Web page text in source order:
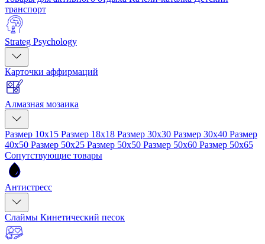
транспорт
Strateg Psychology
Карточки аффирмаций
Алмазная мозаика
Размер 10x15 Размер 18x18 Размер 30x30 Размер 30x40 Размер
40x50 Размер 50x25 Размер 50x50 Размер 50x60 Размер 50x65
Сопутствующие товары
Антистресс
Слаймы Кинетический песок